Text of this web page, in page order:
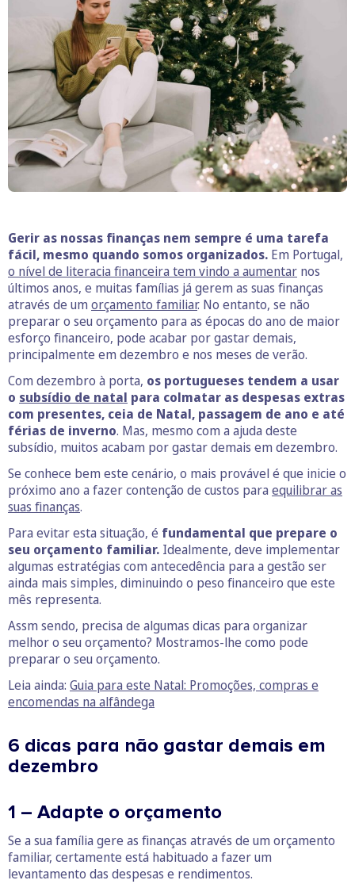
Gerir as nossas finanças nem sempre é uma tarefa
fácil, mesmo quando somos organizados. Em Portugal,
o nível de literacia financeira tem vindo a aumentar nos
últimos anos, e muitas famílias já gerem as suas finanças
através de um orçamento familiar. No entanto, se não
preparar o seu orçamento para as épocas do ano de maior
esforço financeiro, pode acabar por gastar demais,
principalmente em dezembro e nos meses de verão.
Com dezembro à porta, os portugueses tendem a usar
o subsídio de natal para colmatar as despesas extras
com presentes, ceia de Natal, passagem de ano e até
férias de inverno. Mas, mesmo com a ajuda deste
subsídio, muitos acabam por gastar demais em dezembro.
Se conhece bem este cenário, o mais provável é que inicie o
próximo ano a fazer contenção de custos para equilibrar as
suas finanças.
Para evitar esta situação, é fundamental que prepare o
seu orçamento familiar. Idealmente, deve implementar
algumas estratégias com antecedência para a gestão ser
ainda mais simples, diminuindo o peso financeiro que este
mês representa.
Assm sendo, precisa de algumas dicas para organizar
melhor o seu orçamento? Mostramos-lhe como pode
preparar o seu orçamento.
Leia ainda: Guia para este Natal: Promoções, compras e
encomendas na alfândega
6 dicas para não gastar demais em
dezembro
1 – Adapte o orçamento
Se a sua família gere as finanças através de um orçamento
familiar, certamente está habituado a fazer um
levantamento das despesas e rendimentos.